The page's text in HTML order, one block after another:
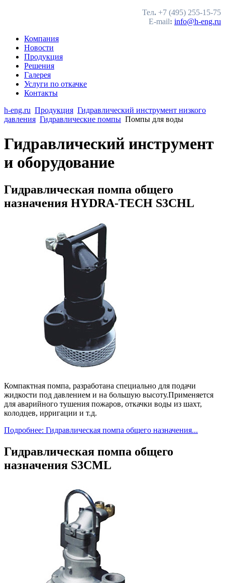
Тел. +7 (495) 255-15-75
E-mail: info@h-eng.ru
Компания
Новости
Продукция
Решения
Галерея
Услуги по откачке
Контакты
h-eng.ru Продукция Гидравлический инструмент низкого
давления Гидравлические помпы Помпы для воды
Гидравлический инструмент
и оборудование
Гидравлическая помпа общего
назначения HYDRA-TECH S3CHL
Компактная помпа, разработана специально для подачи
жидкости под давлением и на большую высоту.Применяется
для аварийного тушения пожаров, откачки воды из шахт,
колодцев, ирригации и т.д.
Подробнее: Гидравлическая помпа общего назначения...
Гидравлическая помпа общего
назначения S3CML